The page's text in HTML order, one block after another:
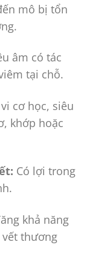
mô bị tổn
âm có tác
tại chỗ.
cơ học, siêu
khớp hoặc
Có lợi trong
khả năng
thương